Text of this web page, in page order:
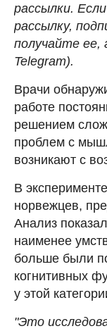
рассылки.
рассылку,
получайте ее,
Telegram).
Врачи
работе
решением
проблем с
возникают с
В
норвежцев,
Анализ
наименее
больше были
когнитивных
у этой
"Это